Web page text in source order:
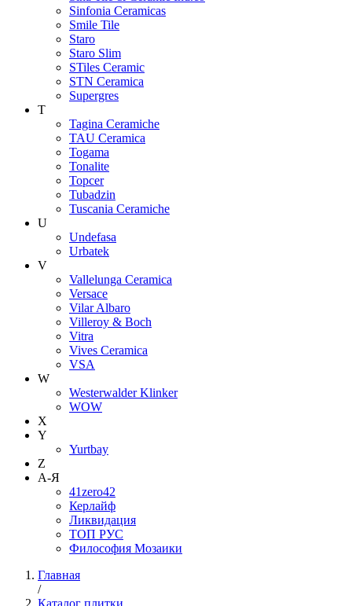
Sinfonia Ceramicas
Smile Tile
Staro
Staro Slim
STiles Ceramic
STN Ceramica
Supergres
T
Tagina Ceramiche
TAU Ceramica
Togama
Tonalite
Topcer
Tubadzin
Tuscania Ceramiche
U
Undefasa
Urbatek
V
Vallelunga Ceramica
Versace
Vilar Albaro
Villeroy & Boch
Vitra
Vives Ceramica
VSA
W
Westerwalder Klinker
WOW
X
Y
Yurtbay
Z
А-Я
41zero42
Керлайф
Ликвидация
ТОП РУС
Философия Мозаики
Главная
/
Каталог плитки